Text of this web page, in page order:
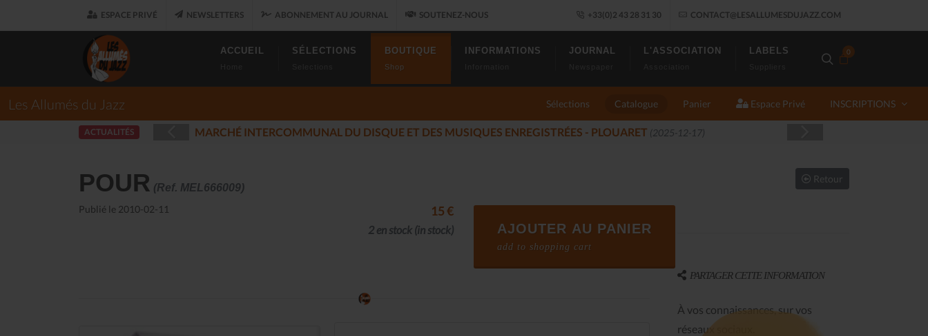
ESPACE PRIVÉ NEWSLETTERS ABONNEMENT AU JOURNAL SOUTENEZ-NOUS +33(0)2 43 28 31 30 CONTACT@LESALLUMESDUJAZZ.COM
0
ACCUEIL SÉLECTIONS BOUTIQUE
Shop
INFORMATIONS JOURNAL L'ASSOCIATION LABELS
Les Allumés du Jazz Sélections Catalogue Panier Espace Privé INSCRIPTIONS
ACTUALITÉS LES ALLUMÉS DU JAZZ FONT SALON, LE PROGRAMME (2025-11-14)
POUR (Ref. MEL666009)
Publié le 2010-02-11
15 €
2 en stock (in stock) AJOUTER AU PANIER
add to shopping cart
Retour
PARTAGER CETTE INFORMATION
À vos connaissances, sur vos
réseaux sociaux.